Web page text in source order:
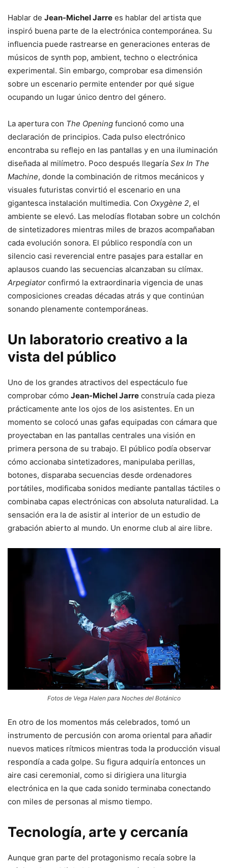
Hablar de Jean-Michel Jarre es hablar del artista que
inspiró buena parte de la electrónica contemporánea. Su
influencia puede rastrearse en generaciones enteras de
músicos de synth pop, ambient, techno o electrónica
experimental. Sin embargo, comprobar esa dimensión
sobre un escenario permite entender por qué sigue
ocupando un lugar único dentro del género.
La apertura con The Opening funcionó como una
declaración de principios. Cada pulso electrónico
encontraba su reflejo en las pantallas y en una iluminación
diseñada al milímetro. Poco después llegaría Sex In The
Machine, donde la combinación de ritmos mecánicos y
visuales futuristas convirtió el escenario en una
gigantesca instalación multimedia. Con Oxygène 2, el
ambiente se elevó. Las melodías flotaban sobre un colchón
de sintetizadores mientras miles de brazos acompañaban
cada evolución sonora. El público respondía con un
silencio casi reverencial entre pasajes para estallar en
aplausos cuando las secuencias alcanzaban su clímax.
Arpegiator confirmó la extraordinaria vigencia de unas
composiciones creadas décadas atrás y que continúan
sonando plenamente contemporáneas.
Un laboratorio creativo a la
vista del público
Uno de los grandes atractivos del espectáculo fue
comprobar cómo Jean-Michel Jarre construía cada pieza
prácticamente ante los ojos de los asistentes. En un
momento se colocó unas gafas equipadas con cámara que
proyectaban en las pantallas centrales una visión en
primera persona de su trabajo. El público podía observar
cómo accionaba sintetizadores, manipulaba perillas,
botones, disparaba secuencias desde ordenadores
portátiles, modificaba sonidos mediante pantallas táctiles o
combinaba capas electrónicas con absoluta naturalidad. La
sensación era la de asistir al interior de un estudio de
grabación abierto al mundo. Un enorme club al aire libre.
Fotos de Vega Halen para Noches del Botánico
En otro de los momentos más celebrados, tomó un
instrumento de percusión con aroma oriental para añadir
nuevos matices rítmicos mientras toda la producción visual
respondía a cada golpe. Su figura adquiría entonces un
aire casi ceremonial, como si dirigiera una liturgia
electrónica en la que cada sonido terminaba conectando
con miles de personas al mismo tiempo.
Tecnología, arte y cercanía
Aunque gran parte del protagonismo recaía sobre la